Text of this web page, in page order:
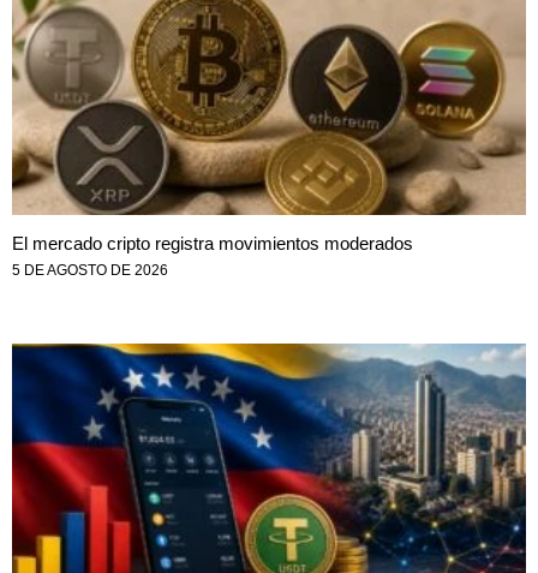
El mercado cripto registra movimientos moderados
5 DE AGOSTO DE 2026